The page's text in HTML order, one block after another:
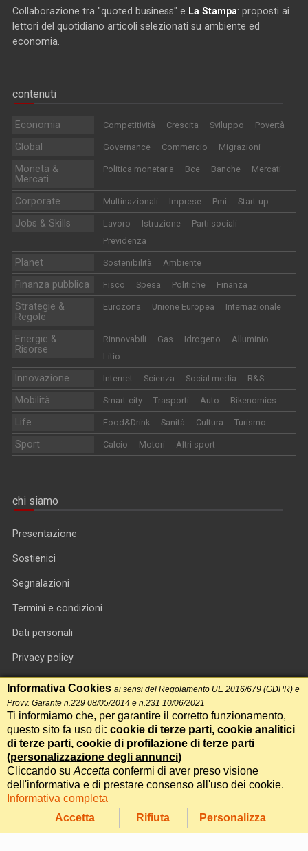
Collaborazione tra "quoted business" e La Stampa: proposti ai
lettori del quotidiano articoli selezionati su ambiente ed
economia.
contenuti
Economia Competitività Crescita Sviluppo Povertà
Global Governance Commercio Migrazioni
Moneta &
Mercati
Politica monetaria Bce Banche Mercati
Corporate Multinazionali Imprese Pmi Start-up
Jobs & Skills Lavoro Istruzione
Parti sociali
Previdenza
Planet Sostenibilità Ambiente
Finanza pubblica Fisco Spesa Politiche Finanza
Strategie &
Regole
Eurozona Unione Europea Internazionale
Energie &
Risorse
Rinnovabili Gas Idrogeno
Alluminio
Litio
Innovazione Internet Scienza Social media R&S
Mobilità Smart-city Trasporti Auto Bikenomics
Life Food&Drink Sanità Cultura Turismo
Sport Calcio Motori Altri sport
chi siamo
Presentazione
Sostienici
Segnalazioni
Termini e condizioni
Dati personali
Privacy policy
Informativa cookie
RSS feed
RSS Top News
Contatti
International Communication S.r.l. • P.IVA 14478081004 • Testata
giornalistica n.191, reg. Tribunale di Roma del 14/12/2017
Powered byItala
Accetta Rifiuta Personalizza
Informativa Cookies ai sensi del Regolamento UE 2016/679 (GDPR) e
Provv. Garante n.229 08/05/2014 e n.231 10/06/2021
Ti informiamo che, per garantire il corretto funzionamento,
questo sito fa uso di: cookie di terze parti, cookie analitici
di terze parti, cookie di profilazione di terze parti
(personalizzazione degli annunci)
Cliccando su Accetta confermi di aver preso visione
dell'informativa e di prestare consenso all'uso dei cookie.
Informativa completa